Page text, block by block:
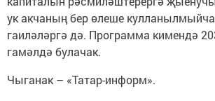
ук акчаның бер өлеше кулланылмыйча
гаиләләргә дә. Программа кимендә
гамәлдә булачак.
Чыганак – «Татар-информ».